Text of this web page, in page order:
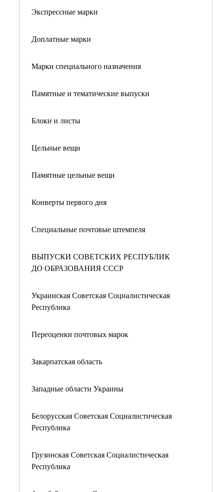
Экспрессные марки
Доплатные марки
Марки специального назначения
Памятные и тематические выпуски
Блоки и листы
Цельные вещи
Памятные цельные вещи
Конверты первого дня
Специальные почтовые штемпеля
ВЫПУСКИ СОВЕТСКИХ РЕСПУБЛИК
ДО ОБРАЗОВАНИЯ СССР
Украинская Советская Социалистическая
Республика
Переоценки почтовых марок
Закарпатская область
Западные области Украины
Белорусская Советская Социалистическая
Республика
Грузинская Советская Социалистическая
Республика